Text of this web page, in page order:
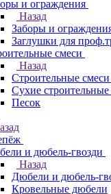
и ограждения
Назад
Заборы и
Заглушки для
смеси
Назад
Строительные смеси
Сухие строительные
Песок
и дюбель-гвозди
Назад
Дюбели и дюбель-
Кровельные дюбели